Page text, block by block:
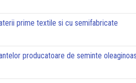
prime textile si cu semifabricate
producatoare de seminte